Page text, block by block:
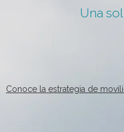
Una
Conoce la estrategia de